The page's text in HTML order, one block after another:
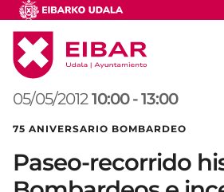
05/05/2012 10:00 -13:00
75 ANIVERSARIO BOMBARDEO
Paseo-recorrido